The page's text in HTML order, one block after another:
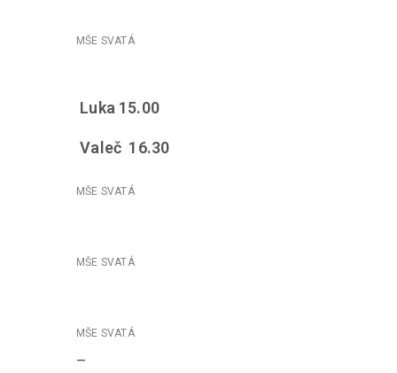
Luka 15.00
Valeč 16.30
–